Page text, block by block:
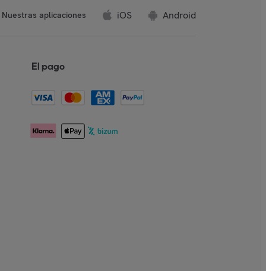
Nuestras aplicaciones iOS Android
El pago